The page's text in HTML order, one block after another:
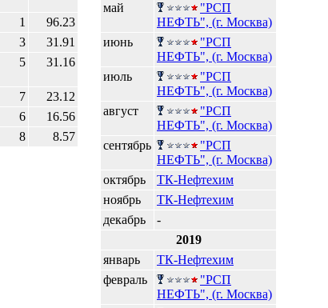
1
96.23
3
31.91
5 31.16
7
23.12
6
16.56
8 8.57
май
"РСП
НЕФТЬ", (г. Москва)
июнь
"РСП
НЕФТЬ", (г. Москва)
июль
"РСП
НЕФТЬ", (г. Москва)
август
"РСП
НЕФТЬ", (г. Москва)
сентябрь
"РСП
НЕФТЬ", (г. Москва)
октябрь
ТК-Нефтехим
ноябрь
ТК-Нефтехим
декабрь
-
2019
январь
ТК-Нефтехим
февраль
"РСП
НЕФТЬ", (г. Москва)